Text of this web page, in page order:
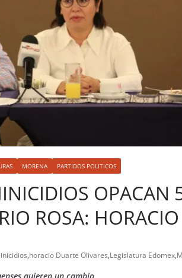
MORENA PARTIDOS POLITICOS
OPACAN
ROSA:
,horacio Duarte Olivares,Legislatura Edomex,